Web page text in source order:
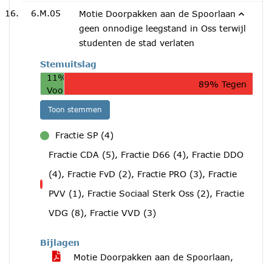
6.M.05
Motie Doorpakken aan de Spoorlaan
geen onnodige leegstand in Oss terwijl
studenten de stad verlaten
Stemuitslag
11%
Voor
89% Tegen
Toon stemmen
Fractie SP (4)
tegen
Fractie CDA (5), Fractie D66 (4), Fractie DDO
(4), Fractie FvD (2), Fractie PRO (3), Fractie
PVV (1), Fractie Sociaal Sterk Oss (2), Fractie
VDG (8), Fractie VVD (3)
Bijlagen
Motie Doorpakken aan de Spoorlaan,